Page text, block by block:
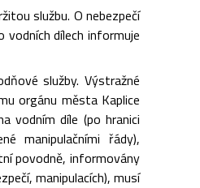
službu. O nebezpečí
dílech informuje
služby. Výstražné
orgánu města Kaplice
vodním díle (po hranici
manipulačními řády),
povodně, informovány
manipulacích), musí